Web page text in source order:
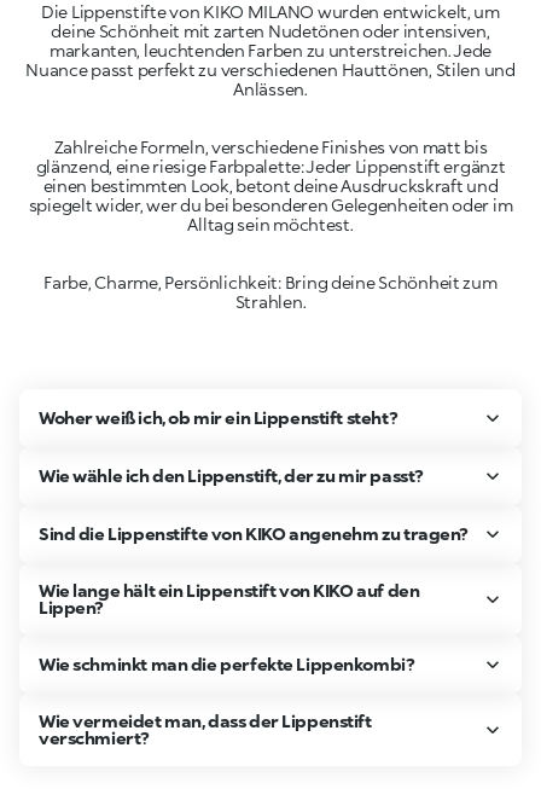
Die Lippenstifte von KIKO MILANO wurden entwickelt, um
deine Schönheit mit zarten Nudetönen oder intensiven,
markanten, leuchtenden Farben zu unterstreichen. Jede
Nuance passt perfekt zu verschiedenen Hauttönen, Stilen und
Zahlreiche Formeln, verschiedene Finishes von matt bis
glänzend, eine riesige Farbpalette: Jeder Lippenstift ergänzt
einen bestimmten Look, betont deine Ausdruckskraft und
spiegelt wider, wer du bei besonderen Gelegenheiten oder im
Farbe, Charme, Persönlichkeit: Bring deine Schönheit zum
Strahlen.
Woher weiß ich, ob mir ein Lippenstift steht?
Wie wähle ich den Lippenstift, der zu mir passt?
Sind die Lippenstifte von KIKO angenehm zu tragen?
Wie lange hält ein Lippenstift von KIKO auf den
Lippen?
Wie schminkt man die perfekte Lippenkombi?
Wie vermeidet man, dass der Lippenstift
verschmiert?